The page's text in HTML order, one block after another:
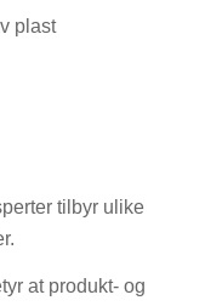
plast
tilbyr ulike
at produkt- og